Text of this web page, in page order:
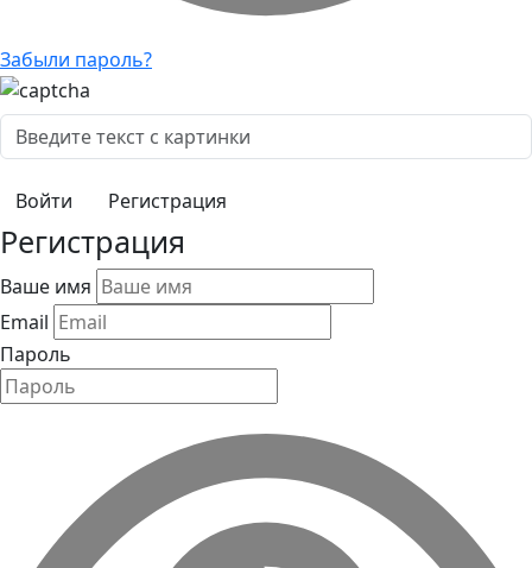
Забыли пароль?
Регистрация
Регистрация
Ваше имя
Email
Пароль